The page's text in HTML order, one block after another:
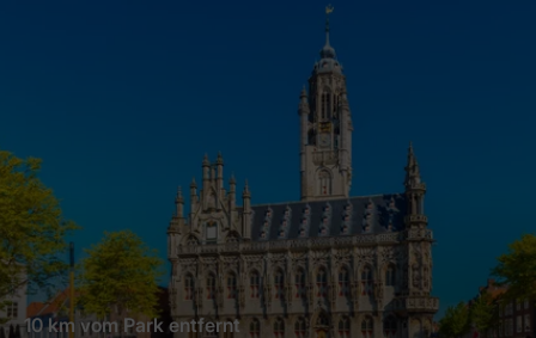
10 km vom Park entfernt